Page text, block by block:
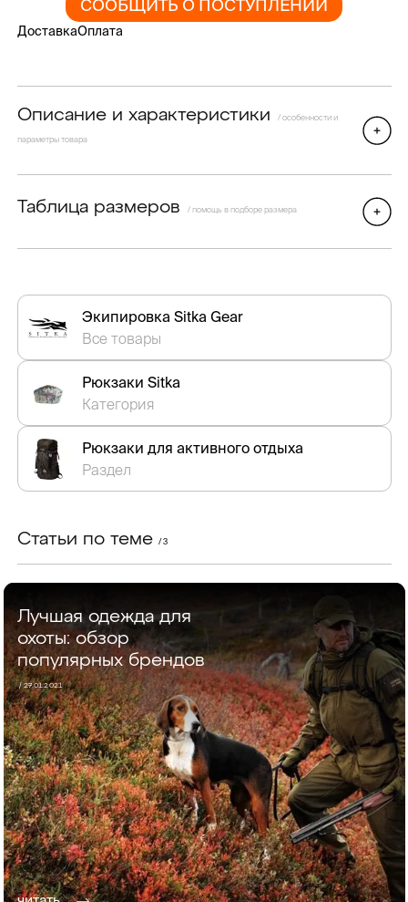
СООБЩИТЬ О ПОСТУПЛЕНИИ
ДоставкаОплата
Описание и характеристики / особенности и
параметры товара
Таблица размеров / помощь в подборе размера
Экипировка Sitka Gear
Все товары
Рюкзаки Sitka
Категория
Рюкзаки для активного отдыха
Раздел
Статьи по теме / 3
Лучшая одежда для
охоты: обзор
популярных брендов
/ 27.01.2021